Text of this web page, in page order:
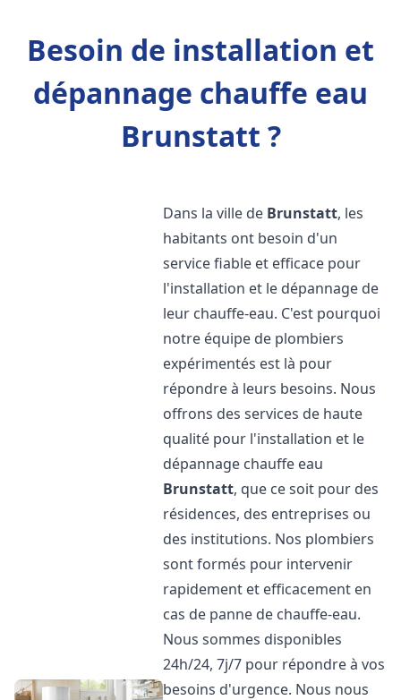
Besoin de installation et
dépannage chauffe eau
Brunstatt ?
Dans la ville de Brunstatt, les
habitants ont besoin d'un
service fiable et efficace pour
l'installation et le dépannage de
leur chauffe-eau. C'est pourquoi
notre équipe de plombiers
expérimentés est là pour
répondre à leurs besoins. Nous
offrons des services de haute
qualité pour l'installation et le
dépannage chauffe eau
Brunstatt, que ce soit pour des
résidences, des entreprises ou
des institutions. Nos plombiers
sont formés pour intervenir
rapidement et efficacement en
cas de panne de chauffe-eau.
Nous sommes disponibles
24h/24, 7j/7 pour répondre à vos
besoins d'urgence. Nous nous